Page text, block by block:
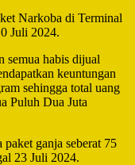
Narkoba di Terminal
Juli 2024.
semua habis dijual
keuntungan
sehingga total uang
Puluh Dua Juta
ganja seberat 75
23 Juli 2024.